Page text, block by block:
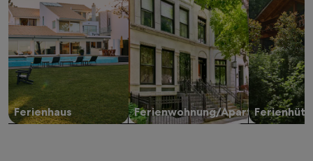
Ferienhaus Ferienwohnung/Apartment